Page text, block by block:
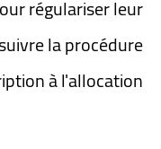
régulariser leur
la procédure
à l'allocation.